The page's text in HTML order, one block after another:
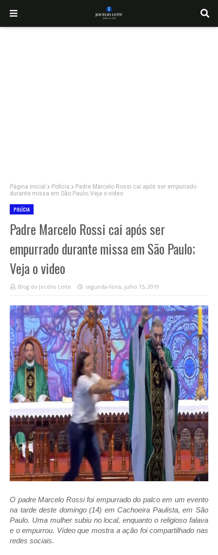
Página inicial Polícia
Padre Marcelo Rossi cai após ser empurrado
durante missa em São Paulo; Veja o video
POLÍCIA
Padre Marcelo Rossi cai após ser
empurrado durante missa em São Paulo;
Veja o video
Blog do Jocélio Leite segunda-feira, julho 15, 2019
O padre Marcelo Rossi foi empurrado do palco em um evento
na tarde deste domingo (14) em Cachoeira Paulista, em São
Paulo. Uma mulher subiu no local, enquanto o religioso falava
e o empurrou. Vídeo que mostra a ação foi compartilhado nas
redes sociais.